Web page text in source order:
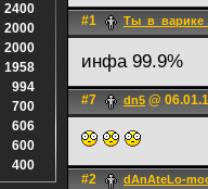
2400
2000
2000
1958
994
700
606
600
400
#1
инфа 99.9%
#7 dn5 @
#2 dAnAteLo-